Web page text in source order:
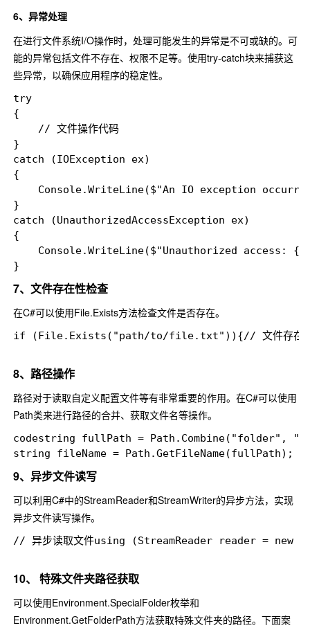
6、异常处理
在进行文件系统I/O操作时，处理可能发生的异常是不可或缺的。可
能的异常包括文件不存在、权限不足等。使用try-catch块来捕获这
些异常，以确保应用程序的稳定性。
try
{
    // 文件操作代码
}
catch (IOException ex)
{
Console.WriteLine($"An IO exception
}
catch (UnauthorizedAccessException ex)
{
Console.WriteLine($"Unauthorized access:
7、文件存在性检查
在C#可以使用File.Exists方法检查文件是否存在。
if (File.Exists("path/to/file.txt")){// 文件存在，
8、路径操作
路径对于读取自定义配置文件等有非常重要的作用。在C#可以使用
Path类来进行路径的合并、获取文件名等操作。
codestring fullPath = Path.Combine("folder",
9、异步文件读写
可以利用C#中的StreamReader和StreamWriter的异步方法，实现
异步文件读写操作。
// 异步读取文件using (StreamReader reader
10、 特殊文件夹路径获取
可以使用Environment.SpecialFolder枚举和
Environment.GetFolderPath方法获取特殊文件夹的路径。下面案